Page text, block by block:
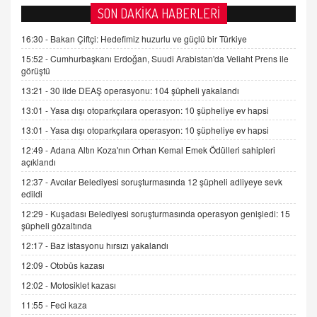
AV. DOĞAN CAN DOĞAN
Kişisel verilerin korunması ve dijital hukukun
gelişimi
15.09.2025 16:17
SEHER EREK
Kış Ayları Geldi, Hangi Önlemler Alınmalı?
9.12.2025 10:11
İNCİ GÜL AKÖL
06.07.2026 13:00
ADEM AKÖL
Esed Destekçilerinin Yüzüne Vurulan Şamar:
Sednaya
11.12.2024 12:30
DR. EKREM ASLAN
Gerçek Ne, Algı Ne? "Beraber Yürüyoruz"
SON DAKİKA HABERLERİ
16:30 - Bakan Çiftçi: Hedefimiz huzurlu ve güçlü bir Türkiye
15:52 -Cumhurbaşkanı Erdoğan, Suudi Arabistan'da Veliaht Prens ile
görüştü
13:21 -30 ilde DEAŞ operasyonu: 104 şüpheli yakalandı
13:01 -Yasa dışı otoparkçılara operasyon: 10 şüpheliye ev hapsi
13:01 -Yasa dışı otoparkçılara operasyon: 10 şüpheliye ev hapsi
12:49 -Adana Altın Koza'nın Orhan Kemal Emek Ödülleri sahipleri
açıklandı
12:37 -Avcılar Belediyesi soruşturmasında 12 şüpheli adliyeye sevk
edildi
12:29 - Kuşadası Belediyesi soruşturmasında operasyon genişledi: 15
şüpheli gözaltında
12:17 - Baz istasyonu hırsızı yakalandı
12:09 -Otobüs kazası
12:02 - Motosiklet kazası
11:55 - Feci kaza